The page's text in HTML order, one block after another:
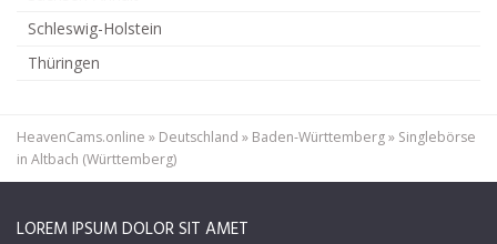
Schleswig-Holstein
Thüringen
HeavenCams.online » Deutschland » Baden-Württemberg» Singlebörse
in Altbach (Württemberg)
LOREM IPSUM DOLOR SIT AMET